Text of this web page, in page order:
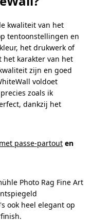
kwaliteit van het
tentoonstellingen en
het drukwerk of
karakter van het
zijn en goed
voldoet
zoals ik
dankzij het
passe-partout en
Photo Rag Fine Art
ook heel elegant op